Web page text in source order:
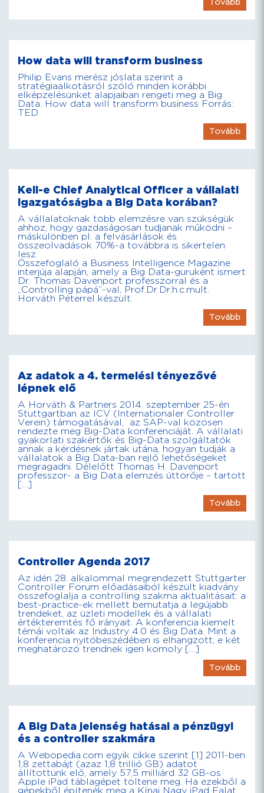
Tovább
How data will transform business
Philip Evans merész jóslata szerint a
stratégiaalkotásról szóló minden korábbi
elképzelésünket alapjaiban rengeti meg a Big
Data. How data will transform business Forrás:
TED
Tovább
Kell-e Chief Analytical Officer a vállalati
igazgatóságba a Big Data korában?
A vállalatoknak több elemzésre van szükségük
ahhoz, hogy gazdaságosan tudjanak működni –
máskülönben pl. a felvásárlások és
összeolvadások 70%-a továbbra is sikertelen
lesz.
Összefoglaló a Business Intelligence Magazine
interjúja alapján, amely a Big Data-guruként ismert
Dr. Thomas Davenport professzorral és a
„Controlling pápá”-val, Prof.Dr.Dr.h.c.mult.
Horváth Péterrel készült.
Tovább
Az adatok a 4. termelési tényezővé
lépnek elő
A Horváth & Partners 2014. szeptember 25-én
Stuttgartban az ICV (Internationaler Controller
Verein) támogatásával, az SAP-val közösen
rendezte meg Big-Data konferenciáját. A vállalati
gyakorlati szakértők és Big-Data szolgáltatók
annak a kérdésnek jártak utána, hogyan tudják a
vállalatok a Big Data-ban rejlő lehetőségeket
megragadni. Délelőtt Thomas H. Davenport
professzor- a Big Data elemzés úttörője – tartott
[…]
Tovább
Controller Agenda 2017
Az idén 28. alkalommal megrendezett Stuttgarter
Controller Forum előadásaiból készült kiadvány
összefoglalja a controlling szakma aktualitásait: a
best-practice-ek mellett bemutatja a legújabb
trendeket, az üzleti modellek és a vállalati
értékteremtés fő irányait. A konferencia kiemelt
témái voltak az Industry 4.0 és Big Data. Mint a
konferencia nyitóbeszédében is elhangzott, e két
meghatározó trendnek igen komoly […]
Tovább
A Big Data jelenség hatásai a pénzügyi
és a controller szakmára
A Webopedia.com egyik cikke szerint [1] 2011-ben
1,8 zettabájt (azaz 1,8 trillió GB) adatot
állítottunk elő, amely 57,5 milliárd 32 GB-os
Apple iPad táblagépet töltene meg. Ha ezekből a
gépekből építenék meg a Kínai Nagy iPad Falat,